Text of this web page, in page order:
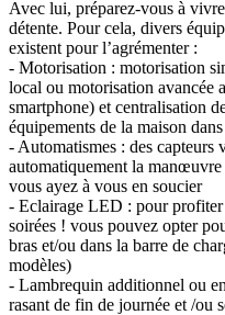
Avec lui, préparez-vous à
détente. Pour cela, divers
existent pour l’agrémenter :
- Motorisation : motorisation
local ou motorisation avancée
smartphone) et centralisation
équipements de la maison
- Automatismes : des capteurs
automatiquement la manœuvre
vous ayez à vous en soucier
- Eclairage LED : pour profiter
soirées ! vous pouvez opter
bras et/ou dans la barre de
modèles)
- Lambrequin additionnel ou
rasant de fin de journée et /ou